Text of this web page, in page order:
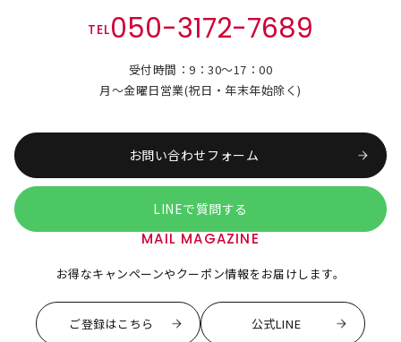
TEL050-3172-7689
受付時間：9：30～17：00
月～金曜日営業(祝日・年末年始除く)
お問い合わせフォーム
LINEで質問する
MAIL MAGAZINE
お得なキャンペーンやクーポン情報をお届けします。
ご登録はこちら 公式LINE